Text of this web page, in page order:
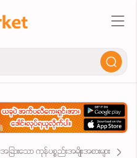
အခြားသော ကုန်ပစ္စည်းအမျိုးအစားများ